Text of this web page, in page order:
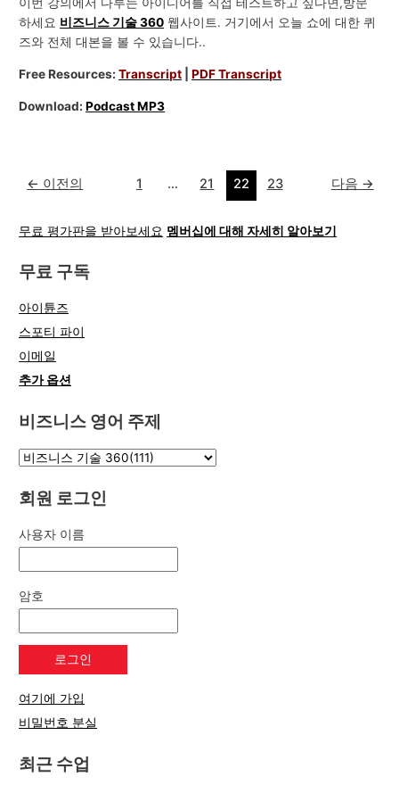
이번 강의에서 다루는 아이디어를 직접 테스트하고 싶다면,방문
하세요 비즈니스 기술 360 웹사이트. 거기에서 오늘 쇼에 대한 퀴
즈와 전체 대본을 볼 수 있습니다..
Free Resources:Transcript |PDF Transcript
Download:Podcast MP3
← 이전의 1 … 21 22 23 다음 →
무료 평가판을 받아보세요 멤버십에 대해 자세히 알아보기
무료 구독
아이튠즈
스포티 파이
이메일
추가 옵션
비즈니스 영어 주제
회원 로그인
사용자 이름
암호
여기에 가입
비밀번호 분실
최근 수업